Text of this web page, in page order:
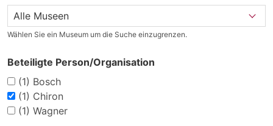
Wählen Sie ein Museum um die Suche einzugrenzen.
Beteiligte Person/Organisation
(1) Bosch
(1) Chiron
(1) Wagner